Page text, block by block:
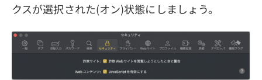
クスが選択された(オン)状態にしましょう。